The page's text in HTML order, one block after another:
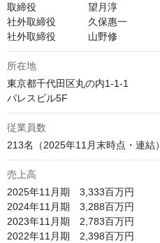
取締役　　　　　 望月淳
社外取締役　　 　久保惠一
社外取締役　　　 山野修
所在地
東京都千代田区丸の内1-1-1
パレスビル5F
従業員数
213名（2025年11月末時点・連結）
売上高
2025年11月期　3,333百万円
2024年11月期　3,288百万円
2023年11月期　2,783百万円
2022年11月期　2,398百万円